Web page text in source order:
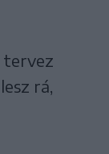
tervez
rá,